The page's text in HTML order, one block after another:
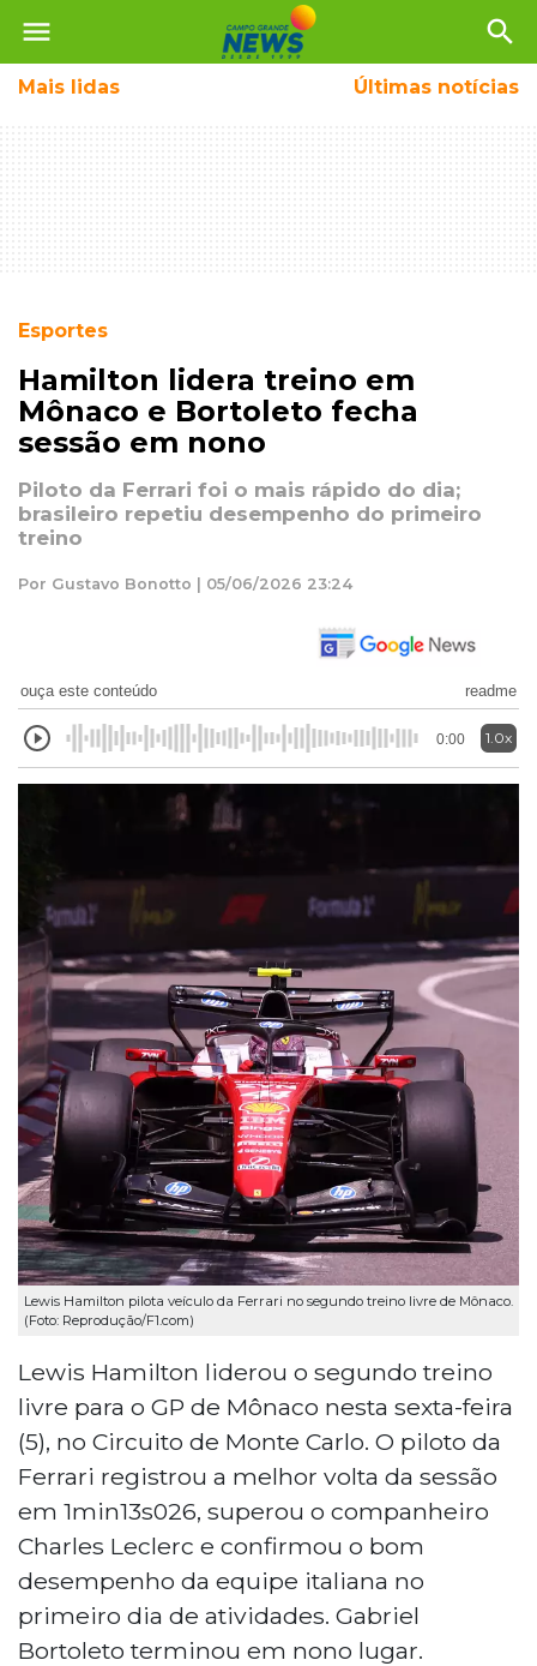
menu search
Mais lidas Últimas notícias
Esportes
Hamilton lidera treino em
Mônaco e Bortoleto fecha
sessão em nono
Piloto da Ferrari foi o mais rápido do dia;
brasileiro repetiu desempenho do primeiro
treino
Por Gustavo Bonotto | 05/06/2026 23:24
ouça este conteúdo readme
0:00 1.0x
Lewis Hamilton pilota veículo da Ferrari no segundo treino livre de Mônaco.
(Foto: Reprodução/F1.com)
Lewis Hamilton liderou o segundo treino
livre para o GP de Mônaco nesta sexta-feira
(5), no Circuito de Monte Carlo. O piloto da
Ferrari registrou a melhor volta da sessão
em 1min13s026, superou o companheiro
Charles Leclerc e confirmou o bom
desempenho da equipe italiana no
primeiro dia de atividades. Gabriel
Bortoleto terminou em nono lugar.